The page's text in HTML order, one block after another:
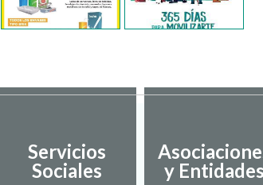
Servicios
Sociales
y Entidades